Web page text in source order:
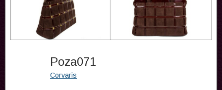
Poza071
Corvaris